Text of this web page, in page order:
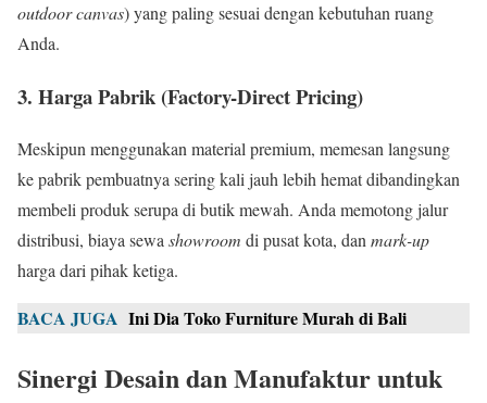
outdoor canvas) yang paling sesuai dengan kebutuhan ruang
Anda.
3. Harga Pabrik (Factory-Direct Pricing)
Meskipun menggunakan material premium, memesan langsung
ke pabrik pembuatnya sering kali jauh lebih hemat dibandingkan
membeli produk serupa di butik mewah. Anda memotong jalur
distribusi, biaya sewashowroom di pusat kota, danmark-up
harga dari pihak ketiga.
BACA JUGA Ini Dia Toko Furniture Murah di Bali
Sinergi Desain dan Manufaktur untuk